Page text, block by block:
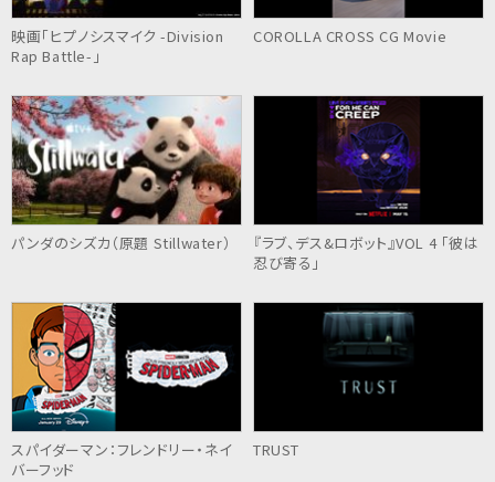
映画「ヒプノシスマイク -Division
Rap Battle-」
COROLLA CROSS CG Movie
パンダのシズカ（原題 Stillwater）
『ラブ、デス&ロボット』VOL 4 「彼は
忍び寄る」
スパイダーマン：フレンドリー・ネイ
バーフッド
TRUST